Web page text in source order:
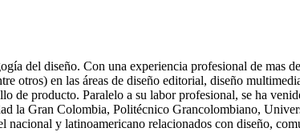
del diseño. Con una experiencia profesional de mas
en las áreas de diseño editorial, diseño
de producto. Paralelo a su labor profesional, se ha
la Gran Colombia, Politécnico Grancolombiano,
y latinoamericano relacionados con diseño,